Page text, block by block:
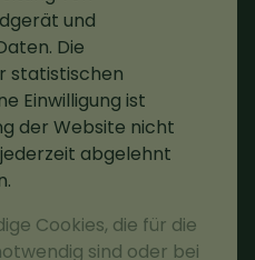
und
Die
statistischen
Einwilligung ist
der Website nicht
abgelehnt
Cookies, die für die
sind oder bei